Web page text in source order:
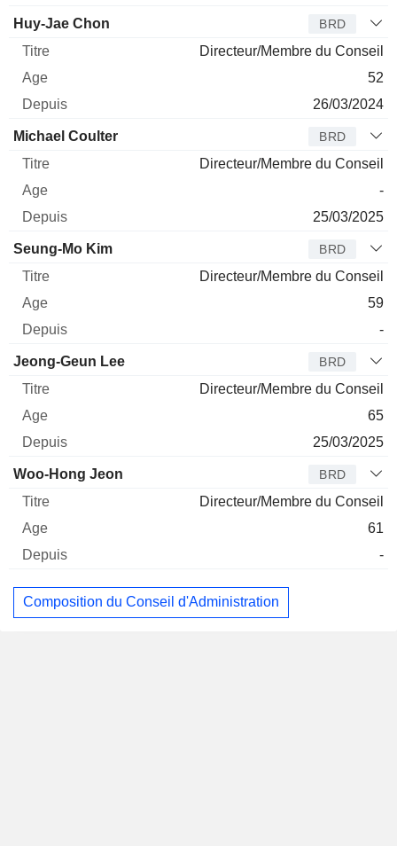
Huy-Jae Chon BRD
Directeur/Membre du Conseil
52
26/03/2024
Michael Coulter BRD
Directeur/Membre du Conseil
-
25/03/2025
Seung-Mo Kim BRD
Directeur/Membre du Conseil
59
-
Jeong-Geun Lee BRD
Directeur/Membre du Conseil
65
25/03/2025
Woo-Hong Jeon BRD
Directeur/Membre du Conseil
61
-
Composition du Conseil d'Administration